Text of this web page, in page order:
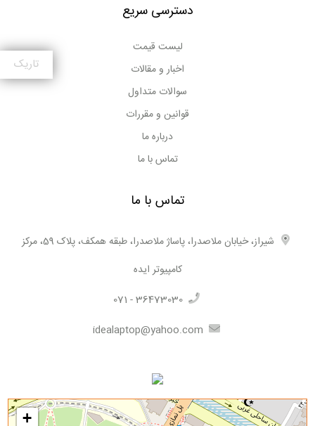
توانید با دنبال کردن پیج اینستاگرام مرکز کامپیوتر ایده به آدرس
روزترین محصولات در حوزه IT را مشاهده و از اطلاعات دقیق و
بخش محصولات فروشگاه اینترنتی ایده مرجعی برای اطلاع از
قیمت روز لپ تاپ ، مقایسه مشخصات فنی و بحث و تبادل‌ نظر در
دسترسی سریع
لیست قیمت
اخبار و مقالات
سوالات متداول
قوانین و مقررات
درباره ما
تماس با ما
تماس با ما
شیراز، خیابان ملاصدرا، پاساژ ملاصدرا، طبقه همکف، پلاک 59، مرکز
کامپیوتر ایده
071 - 36473030
idealaptop@yahoo.com
+
تاریک